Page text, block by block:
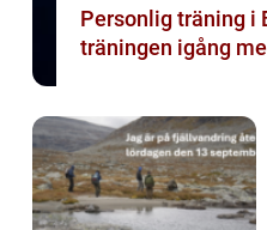
Personlig träning i
träningen igång